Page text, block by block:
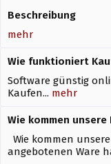
Beschreibung
mehr
Wie funktioniert
Software günstig
Kaufen... mehr
Wie kommen
Wie kommen
angebotenen Ware